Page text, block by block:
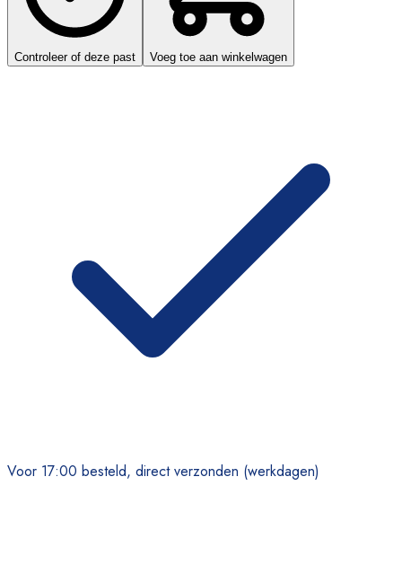
Controleer of deze past Voeg toe aan winkelwagen
Voor 17:00 besteld, direct verzonden (werkdagen)